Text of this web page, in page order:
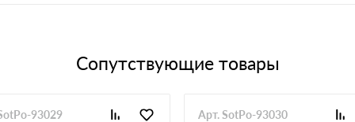
Сопутствующие товары
93029 Арт. SotPo-93030